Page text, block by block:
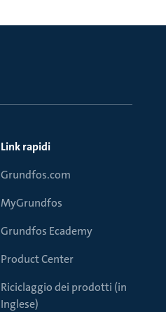
Link rapidi
Grundfos.com
MyGrundfos
Grundfos Ecademy
Product Center
Riciclaggio dei prodotti (in
Inglese)